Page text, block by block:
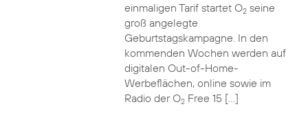
einmaligen Tarif startet O2seine
groß angelegte
Geburtstagskampagne. In den
kommenden Wochen werden auf
digitalen Out-of-Home-
Werbeflächen, online sowie im
Radio der O2Free 15 […]